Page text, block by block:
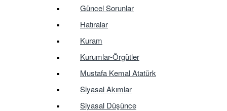
Güncel Sorunlar
Hatıralar
Kuram
Kurumlar-Örgütler
Mustafa Kemal Atatürk
Siyasal Akımlar
Siyasal Düşünce